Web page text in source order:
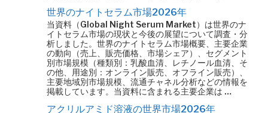
世界のナイトセラム市場2026年
当資料（Global Night Serum Market）は世界のナ
イトセラム市場の現状と今後の展望について調査・分
析しました。世界のナイトセラム市場概要、主要企業
の動向（売上、販売価格、市場シェア）、セグメント
別市場規模（種類別：乳酸血清、レチノール血清、そ
の他、用途別：オンライン販売、オフライン販売）、
主要地域別市場規模、流通チャネル分析などの情報を
掲載しています。当資料に含まれる主要企業は …
アクリルアミド溶液の世界市場2026年